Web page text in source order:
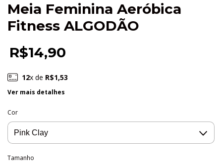
Meia Feminina Aeróbica
Fitness ALGODÃO
R$14,90
12x de R$1,53
Ver mais detalhes
Cor
Tamanho